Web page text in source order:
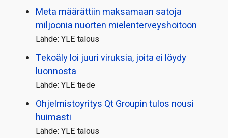
Meta määrättiin maksamaan satoja
miljoonia nuorten mielenterveyshoitoon
Lähde: YLE talous
Tekoäly loi juuri viruksia, joita ei löydy
luonnosta
Lähde: YLE tiede
Ohjelmistoyritys Qt Groupin tulos nousi
huimasti
Lähde: YLE talous